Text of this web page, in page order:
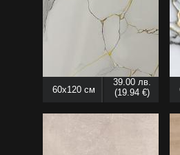
60x120 см
39.00 лв.
(19.94 €)